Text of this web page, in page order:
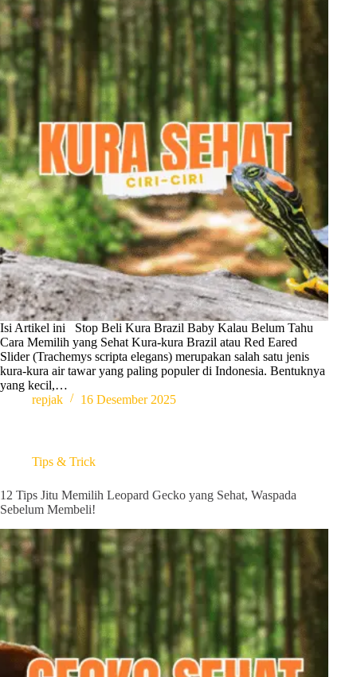
Isi Artikel ini Stop Beli Kura Brazil Baby Kalau Belum Tahu
Cara Memilih yang Sehat Kura-kura Brazil atau Red Eared
Slider (Trachemys scripta elegans) merupakan salah satu jenis
kura-kura air tawar yang paling populer di Indonesia. Bentuknya
yang kecil,…
repjak
16 Desember 2025
Tips & Trick
12 Tips Jitu Memilih Leopard Gecko yang Sehat, Waspada
Sebelum Membeli!